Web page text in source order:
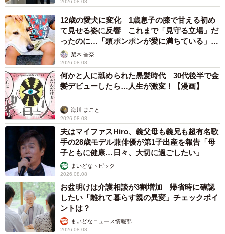
2026.08.08
12歳の愛犬に変化 1歳息子の膝で甘える初め
て見せる姿に反響 これまで「見守る立場」だ
ったのに…「頭ポンポンが愛に満ちている」
「尊…」
梨木 香奈
2026.08.08
何かと人に舐められた黒髪時代 30代後半で金
髪デビューしたら…人生が激変！【漫画】
海川 まこと
2026.08.08
夫はマイファスHiro、義父母も義兄も超有名歌
手の28歳モデル兼俳優が第1子出産を報告「母
子ともに健康…日々、大切に過ごしたい」
まいどなトピック
2026.08.08
お盆明けは介護相談が3割増加 帰省時に確認
したい「離れて暮らす親の異変」チェックポイ
ントは？
まいどなニュース情報部
2026.08.08